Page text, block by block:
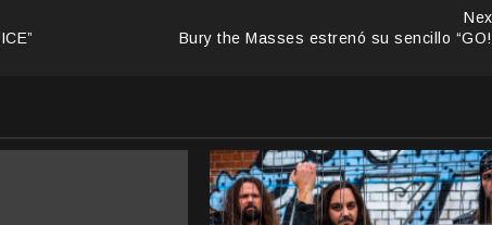
Bury the Masses estrenó su sencillo